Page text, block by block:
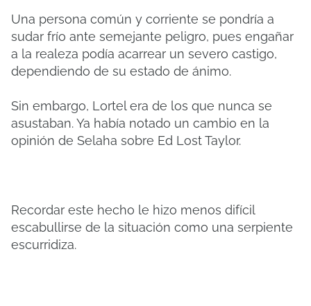
Una persona común y corriente se pondría a
sudar frío ante semejante peligro, pues engañar
a la realeza podía acarrear un severo castigo,
dependiendo de su estado de ánimo.
Sin embargo, Lortel era de los que nunca se
asustaban. Ya había notado un cambio en la
opinión de Selaha sobre Ed Lost Taylor.
Recordar este hecho le hizo menos difícil
escabullirse de la situación como una serpiente
escurridiza.